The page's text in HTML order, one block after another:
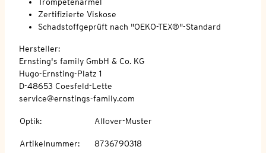
Zertifizierte Viskose
Schadstoffgeprüft nach "OEKO-TEX®"-Standard
Hersteller:
Ernsting's family GmbH & Co. KG
Hugo-Ernsting-Platz 1
D-48653 Coesfeld-Lette
service@ernstings-family.com
Optik: Allover-Muster
Artikelnummer: 8736790318